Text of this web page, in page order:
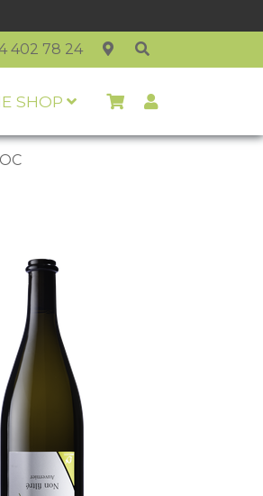
402 78 24
SHOP